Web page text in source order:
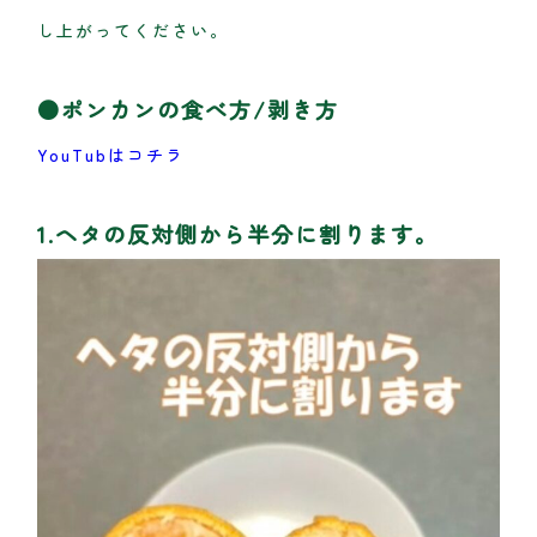
し上がってください。
●ポンカンの食べ方/剥き方
YouTubはコチラ
1.ヘタの反対側から半分に割ります。